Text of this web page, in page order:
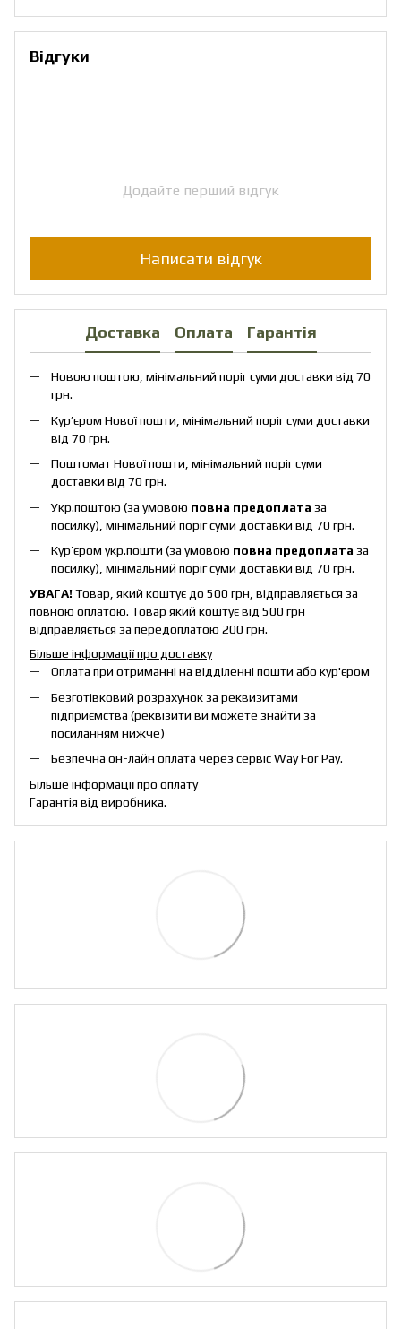
Відгуки
Додайте перший відгук
Написати відгук
Доставка Оплата Гарантія
Новою поштою, мінімальний поріг суми доставки від 70
грн.
Кур’єром Нової пошти, мінімальний поріг суми доставки
від 70 грн.
Поштомат Нової пошти, мінімальний поріг суми
доставки від 70 грн.
Укр.поштою (за умовою повна предоплата за
посилку), мінімальний поріг суми доставки від 70 грн.
Кур’єром укр.пошти (за умовою повна предоплата за
посилку), мінімальний поріг суми доставки від 70 грн.
УВАГА!Товар, який коштує до 500 грн, відправляється за
повною оплатою. Товар який коштує від 500 грн
відправляється за передоплатою 200 грн.
Більше інформації про доставку
Оплата при отриманні на відділенні пошти або кур'єром
Безготівковий розрахунок за реквизитами
підприємства (реквізити ви можете знайти за
посиланням нижче)
Безпечна он-лайн оплата через сервіс Way For Pay.
Більше інформації про оплату
Гарантія від виробника.